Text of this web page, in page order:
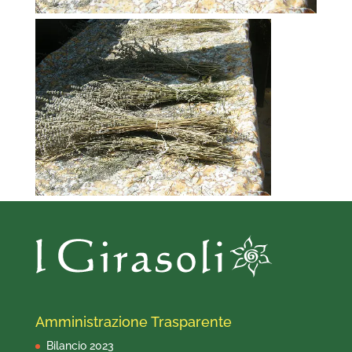
Amministrazione Trasparente
Bilancio 2023